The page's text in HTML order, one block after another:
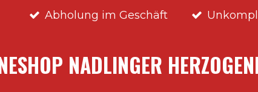
Abholung im Geschäft
NADLINGER